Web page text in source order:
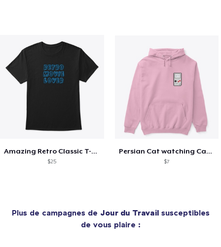
Amazing Retro Classic T-Shirt
$25
Persian Cat watching Cats TV
$7
Plus de campagnes de Jour du Travailsusceptibles
de vous plaire :